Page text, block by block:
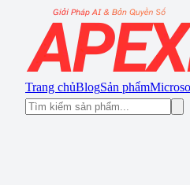
Trang chủBlogSản phẩm